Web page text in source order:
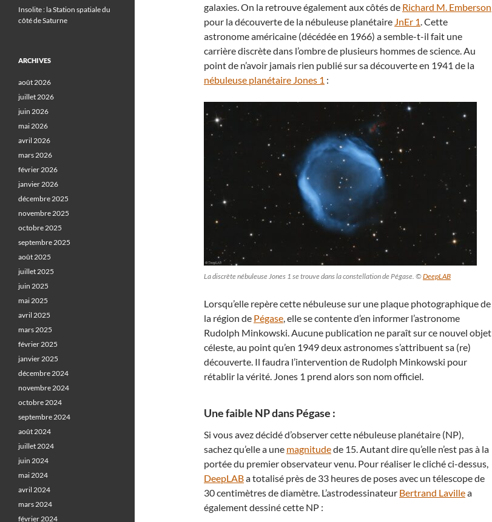
galaxies. On la retrouve également aux côtés de Richard M. Emberson
pour la découverte de la nébuleuse planétaire JnEr 1. Cette
astronome américaine (décédée en 1966) a semble-t-il fait une
carrière discrète dans l’ombre de plusieurs hommes de science. Au
point de n’avoir jamais rien publié sur sa découverte en 1941 de la
nébuleuse planétaire Jones 1 :
La discrète nébuleuse Jones 1 se trouve dans la constellation de Pégase. ©DeepLAB
Lorsqu’elle repère cette nébuleuse sur une plaque photographique de
la région de Pégase, elle se contente d’en informer l’astronome
Rudolph Minkowski. Aucune publication ne paraît sur ce nouvel objet
céleste, au point qu’en 1949 deux astronomes s’attribuent sa (re)
découverte. Il faudra l’intervention de Rudolph Minkowski pour
rétablir la vérité. Jones 1 prend alors son nom officiel.
Une faible NP dans Pégase :
Si vous avez décidé d’observer cette nébuleuse planétaire (NP),
sachez qu’elle a une magnitudede 15. Autant dire qu’elle n’est pas à la
portée du premier observateur venu. Pour réaliser le cliché ci-dessus,
DeepLABa totalisé près de 33 heures de poses avec un télescope de
30 centimètres de diamètre. L’astrodessinateur Bertrand Lavillea
également dessiné cette NP :
Insolite : la Station spatiale du
côté de Saturne
ARCHIVES
août 2026
juillet 2026
juin 2026
mai 2026
avril 2026
mars 2026
février 2026
janvier 2026
décembre 2025
novembre 2025
octobre 2025
septembre 2025
août 2025
juillet 2025
juin 2025
mai 2025
avril 2025
mars 2025
février 2025
janvier 2025
décembre 2024
novembre 2024
octobre 2024
septembre 2024
août 2024
juillet 2024
juin 2024
mai 2024
avril 2024
mars 2024
février 2024